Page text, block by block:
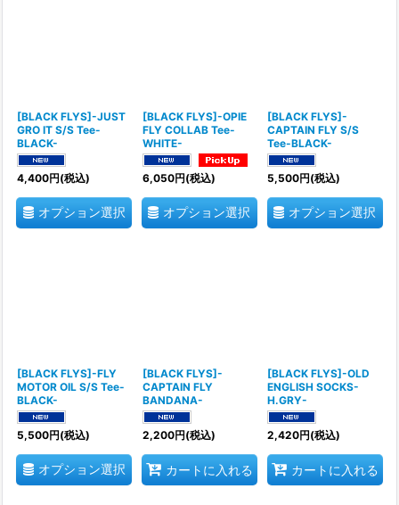
[BLACK FLYS]-JUST
GRO IT S/S Tee-
BLACK-
4,400円(税込)
オプション選択
[BLACK FLYS]-OPIE
FLY COLLAB Tee-
WHITE-
6,050円(税込)
オプション選択
[BLACK FLYS]-
CAPTAIN FLY S/S
Tee-BLACK-
5,500円(税込)
オプション選択
[BLACK FLYS]-FLY
MOTOR OIL S/S Tee-
BLACK-
5,500円(税込)
オプション選択
[BLACK FLYS]-
CAPTAIN FLY
BANDANA-
2,200円(税込)
カートに入れる
[BLACK FLYS]-OLD
ENGLISH SOCKS-
H.GRY-
2,420円(税込)
カートに入れる